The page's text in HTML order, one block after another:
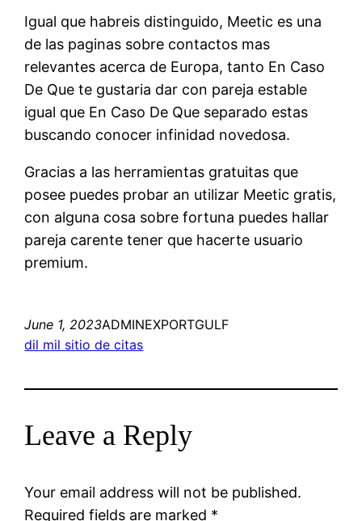
Igual que habreis distinguido, Meetic es una
de las paginas sobre contactos mas
relevantes acerca de Europa, tanto En Caso
De Que te gustaria dar con pareja estable
igual que En Caso De Que separado estas
buscando conocer infinidad novedosa.
Gracias a las herramientas gratuitas que
posee puedes probar an utilizar Meetic gratis,
con alguna cosa sobre fortuna puedes hallar
pareja carente tener que hacerte usuario
premium.
June 1, 2023ADMINEXPORTGULF
dil mil sitio de citas
Leave a Reply
Your email address will not be published.
Required fields are marked *